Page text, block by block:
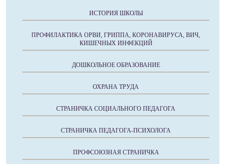
ИСТОРИЯ ШКОЛЫ
ПРОФИЛАКТИКА ОРВИ, ГРИППА, КОРОНАВИРУСА, ВИЧ,
КИШЕЧНЫХ ИНФЕКЦИЙ
ДОШКОЛЬНОЕ ОБРАЗОВАНИЕ
ОХРАНА ТРУДА
СТРАНИЧКА СОЦИАЛЬНОГО ПЕДАГОГА
СТРАНИЧКА ПЕДАГОГА-ПСИХОЛОГА
ПРОФСОЮЗНАЯ СТРАНИЧКА